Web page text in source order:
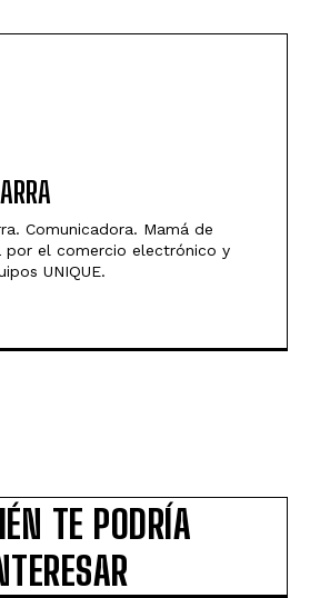
Comunicadora. Mamá de
por el comercio electrónico y
UNIQUE.
TE PODRÍA